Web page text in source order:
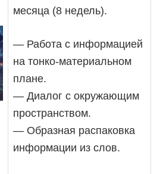
месяца (8 недель).
— Работа с информацией
на тонко-материальном
плане.
— Диалог с окружающим
пространством.
— Образная распаковка
информации из слов.